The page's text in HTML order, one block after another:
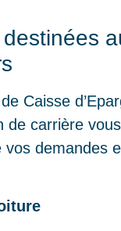
Caisse
de carrière
vos demandes